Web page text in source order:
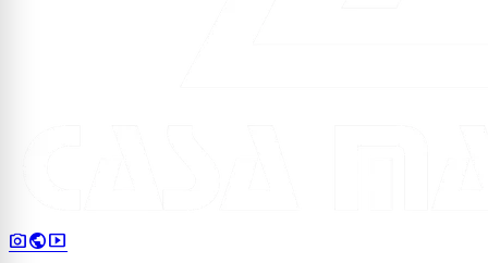
photo_camerapublicsmart_display